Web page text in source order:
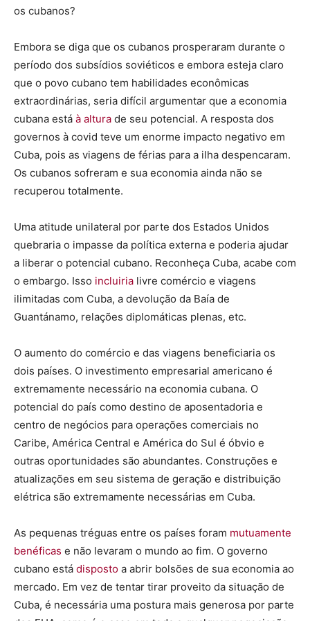
os cubanos?
Embora se diga que os cubanos prosperaram durante o
período dos subsídios soviéticos e embora esteja claro
que o povo cubano tem habilidades econômicas
extraordinárias, seria difícil argumentar que a economia
cubana está à altura de seu potencial. A resposta dos
governos à covid teve um enorme impacto negativo em
Cuba, pois as viagens de férias para a ilha despencaram.
Os cubanos sofreram e sua economia ainda não se
recuperou totalmente.
Uma atitude unilateral por parte dos Estados Unidos
quebraria o impasse da política externa e poderia ajudar
a liberar o potencial cubano. Reconheça Cuba, acabe com
o embargo. Isso incluiria livre comércio e viagens
ilimitadas com Cuba, a devolução da Baía de
Guantánamo, relações diplomáticas plenas, etc.
O aumento do comércio e das viagens beneficiaria os
dois países. O investimento empresarial americano é
extremamente necessário na economia cubana. O
potencial do país como destino de aposentadoria e
centro de negócios para operações comerciais no
Caribe, América Central e América do Sul é óbvio e
outras oportunidades são abundantes. Construções e
atualizações em seu sistema de geração e distribuição
elétrica são extremamente necessárias em Cuba.
As pequenas tréguas entre os países foram mutuamente
benéficas e não levaram o mundo ao fim. O governo
cubano está disposto a abrir bolsões de sua economia ao
mercado. Em vez de tentar tirar proveito da situação de
Cuba, é necessária uma postura mais generosa por parte